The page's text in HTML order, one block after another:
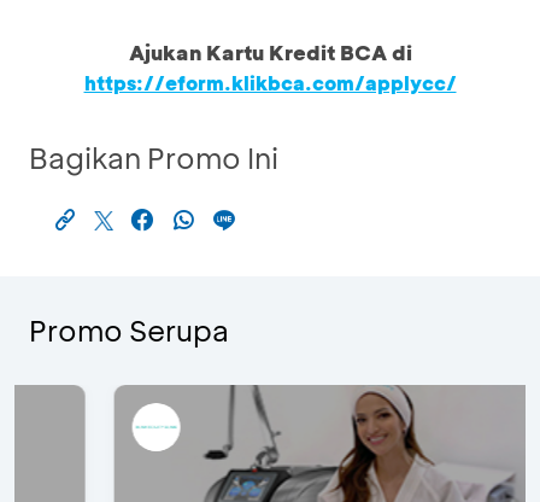
Ajukan Kartu Kredit BCA di
https://eform.klikbca.com/applycc/
Bagikan Promo Ini
Promo Serupa